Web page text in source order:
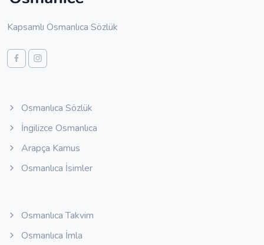
Kapsamlı Osmanlıca Sözlük
Osmanlıca Sözlük
İngilizce Osmanlıca
Arapça Kamus
Osmanlıca İsimler
Osmanlıca Takvim
Osmanlıca İmla